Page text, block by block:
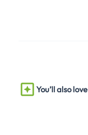
You’ll also love